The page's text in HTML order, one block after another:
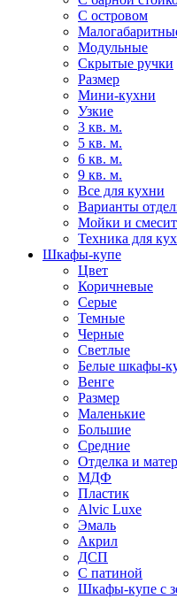
С островом
Модульные
Скрытые ручки
Размер
Мини-кухни
Узкие
3 кв. м.
5 кв. м.
6 кв. м.
9 кв. м.
Все для кухни
Варианты
Мойки и
Техника для
Шкафы-купе
Цвет
Коричневые
Серые
Темные
Черные
Светлые
Белые шкафы-
Венге
Размер
Маленькие
Большие
Средние
Отделка и
МДФ
Пластик
Alvic Luxe
Эмаль
Акрил
ДСП
С патиной
Шкафы-купе с